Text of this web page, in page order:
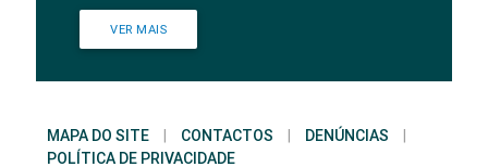
VER MAIS
MAPA DO SITE CONTACTOS DENÚNCIAS
POLÍTICA DE PRIVACIDADE